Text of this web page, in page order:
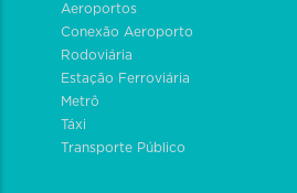
Aeroportos
Conexão Aeroporto
Rodoviária
Estação Ferroviária
Metrô
Táxi
Transporte Público